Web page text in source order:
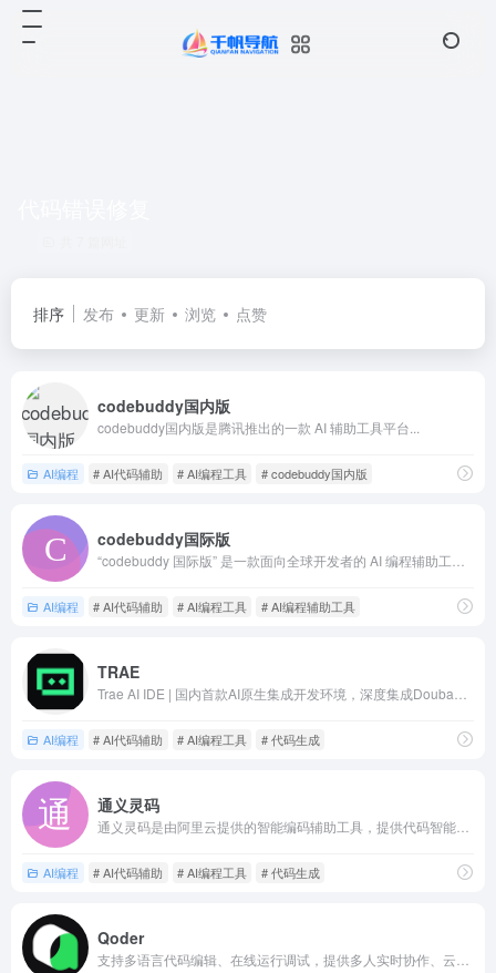
排序 发布 更新 浏览 点赞
codebuddy国内版
codebuddy国内版是腾讯推出的一款 AI 辅助工具平台...
AI编程 # AI代码辅助 # AI编程工具 # codebuddy国内版
codebuddy国际版
AI编程 # AI代码辅助 # AI编程工具 # AI编程辅助工具
TRAE
AI编程 # AI代码辅助 # AI编程工具 # 代码生成
通义灵码
AI编程 # AI代码辅助 # AI编程工具 # 代码生成
Qoder